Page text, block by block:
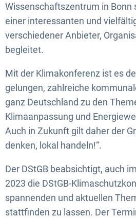
Wissenschaftszentrum in Bonn
einer interessanten und
verschiedener Anbieter,
begleitet.
Mit der Klimakonferenz ist es
gelungen, zahlreiche
ganz Deutschland zu den
Klimaanpassung und
Auch in Zukunft gilt daher der
denken, lokal handeln!“.
Der DStGB beabsichtigt, auch
2023 die DStGB-
spannenden und aktuellen
stattfinden zu lassen. Der